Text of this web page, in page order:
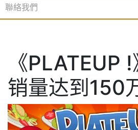
聯絡我們
《PLATEUP
销量达到150